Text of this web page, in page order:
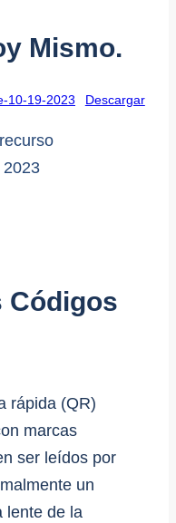
Mismo.
10-19-2023 Descargar
Códigos
rápida (QR)
marcas
ser leídos por
un
lente de la